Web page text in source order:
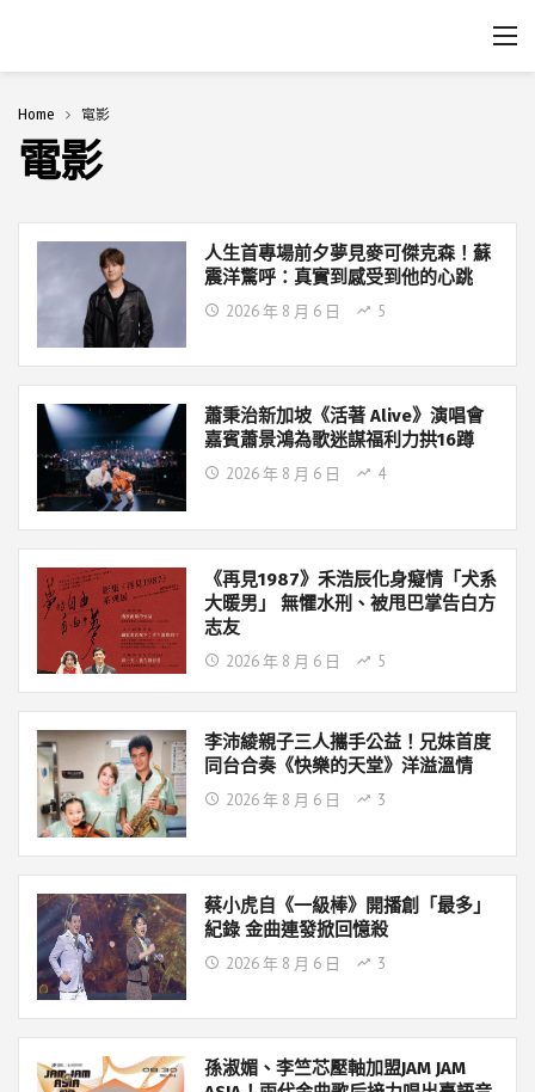
Home 電影
電影
人生首專場前夕夢見麥可傑克森！蘇
震洋驚呼：真實到感受到他的心跳
2026 年 8 月 6 日 5
蕭秉治新加坡《活著 Alive》演唱會
嘉賓蕭景鴻為歌迷謀福利力拱16蹲
2026 年 8 月 6 日 4
《再見1987》禾浩辰化身癡情「犬系
大暖男」 無懼水刑、被甩巴掌告白方
志友
2026 年 8 月 6 日 5
李沛綾親子三人攜手公益！兄妹首度
同台合奏《快樂的天堂》洋溢溫情
2026 年 8 月 6 日 3
蔡小虎自《一級棒》開播創「最多」
紀錄 金曲連發掀回憶殺
2026 年 8 月 6 日 3
孫淑媚、李竺芯壓軸加盟JAM JAM